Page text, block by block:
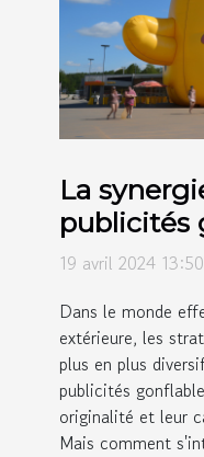
La
publicités
autres
19 avril 2024 13:50
Dans le monde
extérieure, les
plus en plus
publicités
originalité et leur
Mais comment